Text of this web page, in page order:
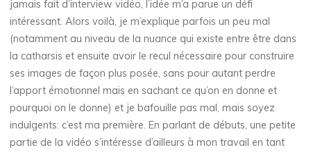
jamais fait d’interview vidéo, l’idée m’a parue un défi
intéressant. Alors voilà, je m’explique parfois un peu mal
(notamment au niveau de la nuance qui existe entre être dans
la catharsis et ensuite avoir le recul nécessaire pour construire
ses images de façon plus posée, sans pour autant perdre
l’apport émotionnel mais en sachant ce qu’on en donne et
pourquoi on le donne) et je bafouille pas mal, mais soyez
indulgents: c’est ma première. En parlant de débuts, une petite
partie de la vidéo s’intéresse d’ailleurs à mon travail en tant